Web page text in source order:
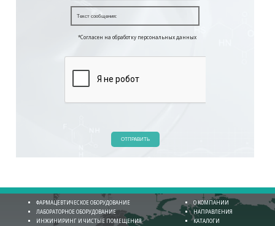
*Согласен на обработку персональных данных
ОТПРАВИТЬ
ФАРМАЦЕВТИЧЕСКОЕ ОБОРУДОВАНИЕ
ЛАБОРАТОРНОЕ ОБОРУДОВАНИЕ
ИНЖИНИРИНГ И ЧИСТЫЕ ПОМЕЩЕНИЯ
О КОМПАНИИ
НАПРАВЛЕНИЯ
КАТАЛОГИ